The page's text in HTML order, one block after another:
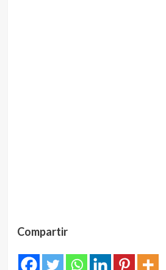
Compartir